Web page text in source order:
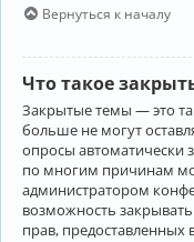
Вернуться к началу
Что такое
Закрытые темы — это
больше не могут
опросы автоматически
по многим причинам
администратором
возможность
прав,